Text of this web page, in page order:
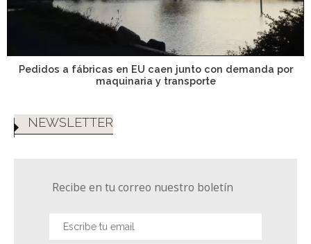
Pedidos a fábricas en EU caen junto con demanda por
maquinaria y transporte
NEWSLETTER
Recibe en tu correo nuestro boletín